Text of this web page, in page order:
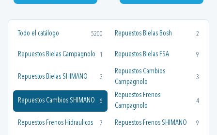
Todo el catálogo 5200 Repuestos Bielas Bosh 2
Repuestos Bielas Campagnolo 1 Repuestos Bielas FSA 9
Repuestos Bielas SHIMANO 3
Repuestos Cambios
Campagnolo
3
Repuestos Cambios SHIMANO 6
Repuestos Frenos
Campagnolo
4
Repuestos Frenos Hidraulicos 7 Repuestos Frenos SHIMANO 9